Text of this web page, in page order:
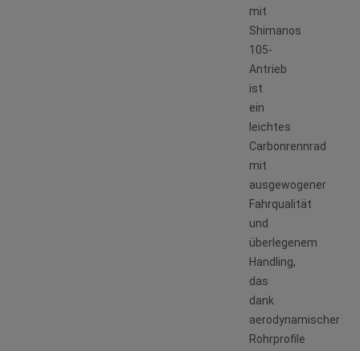
mit
Shimanos
105-
Antrieb
ist
ein
leichtes
Carbonrennrad
mit
ausgewogener
Fahrqualität
und
überlegenem
Handling,
das
dank
aerodynamischer
Rohrprofile